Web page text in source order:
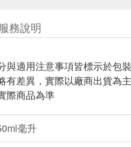
務說明
與適用注意事項皆標示於包
有差異，實際以廠商出貨為主
際商品為準
毫升